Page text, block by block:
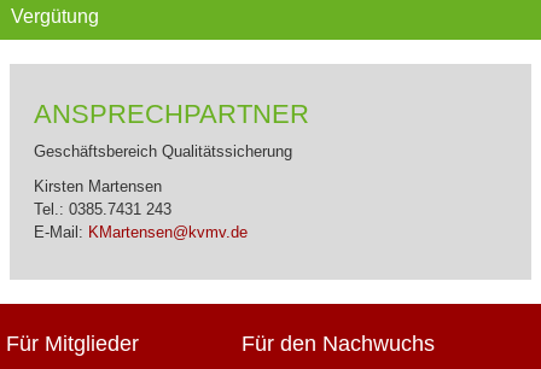
Vergütung
ANSPRECHPARTNER
Geschäftsbereich Qualitätssicherung
Kirsten Martensen
Tel.: 0385.7431 243
E-Mail: KMartensen@kvmv.de
Für Mitglieder Für den Nachwuchs